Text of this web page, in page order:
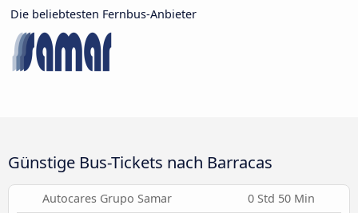
Die beliebtesten Fernbus-Anbieter
Günstige Bus-Tickets nach Barracas
Autocares Grupo Samar 0 Std 50 Min